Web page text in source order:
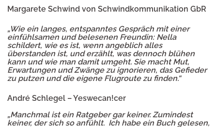
Margarete Schwind von Schwindkommunikation GbR
„Wie ein langes, entspanntes Gespräch mit einer
einfühlsamen und belesenen Freundin: Nella
schildert, wie es ist, wenn angeblich alles
überstanden ist, und erzählt, was dennoch blühen
kann und wie man damit umgeht. Sie macht Mut,
Erwartungen und Zwänge zu ignorieren, das Gefieder
zu putzen und die eigene Flugroute zu finden.“
André Schlegel – Yeswecan!cer
„Manchmal ist ein Ratgeber gar keiner. Zumindest
keiner, der sich so anfühlt. Ich habe ein Buch gelesen,